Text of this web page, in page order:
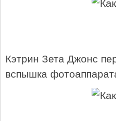
Кэтрин Зета Джонс
вспышка